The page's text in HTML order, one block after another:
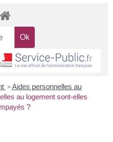
> Aides personnelles au
au logement sont-elles
?